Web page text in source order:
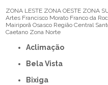
ZONA LESTE ZONA OESTE ZONA
Artes Francisco Morato Franco da
Mairiporã Osasco Região Central
Caetano Zona Norte
Aclimação
Bela Vista
Bixiga